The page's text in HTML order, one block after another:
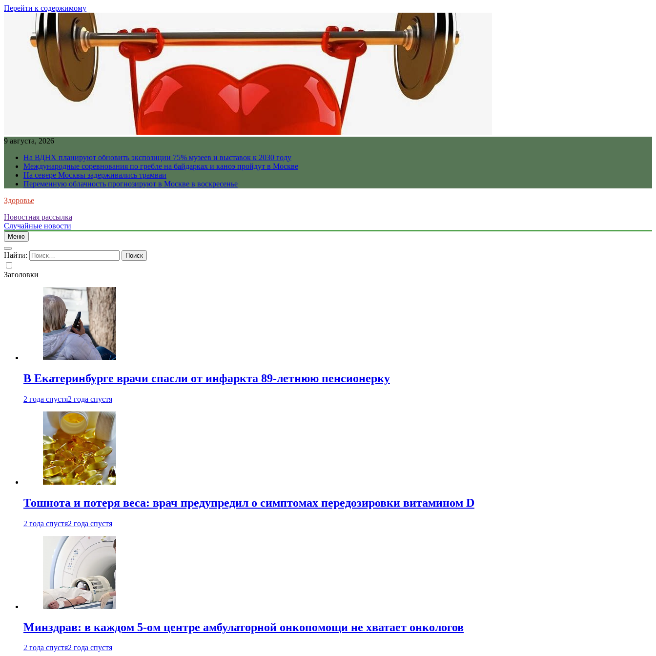
Перейти к содержимому
9 августа, 2026
На ВДНХ планируют обновить экспозиции 75% музеев и выставок к 2030 году
Международные соревнования по гребле на байдарках и каноэ пройдут в Москве
На севере Москвы задерживались трамваи
Переменную облачность прогнозируют в Москве в воскресенье
Здоровье
Новостная рассылка
Случайные новости
Меню
Найти:
Заголовки
В Екатеринбурге врачи спасли от инфаркта 89-летнюю пенсионерку
2 года спустя2 года спустя
Тошнота и потеря веса: врач предупредил о симптомах передозировки витамином D
2 года спустя2 года спустя
Минздрав: в каждом 5-ом центре амбулаторной онкопомощи не хватает онкологов
2 года спустя2 года спустя